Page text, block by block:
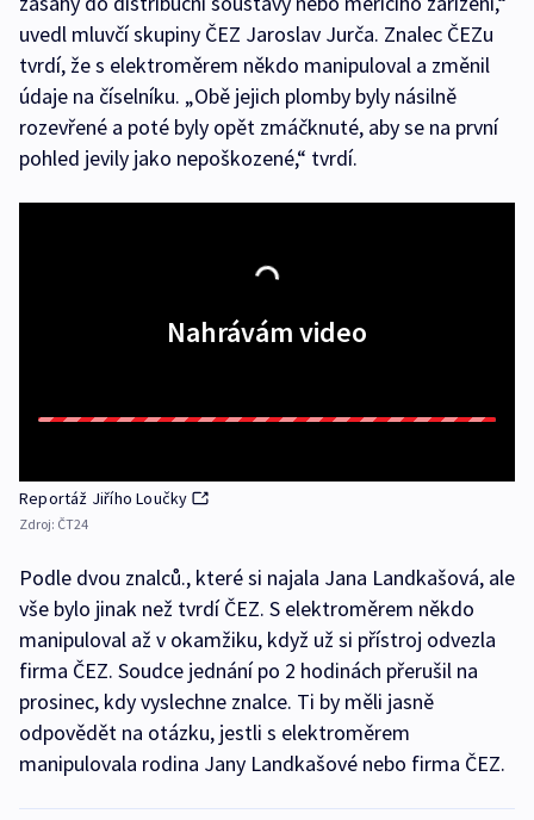
uvedl mluvčí skupiny ČEZ Jaroslav Jurča. Znalec ČEZu
tvrdí, že s elektroměrem někdo manipuloval a změnil
údaje na číselníku. „Obě jejich plomby byly násilně
rozevřené a poté byly opět zmáčknuté, aby se na první
pohled jevily jako nepoškozené,“ tvrdí.
Nahrávám video
Reportáž Jiřího Loučky
Zdroj: ČT24
Podle dvou znalců., které si najala Jana Landkašová, ale
vše bylo jinak než tvrdí ČEZ. S elektroměrem někdo
manipuloval až v okamžiku, když už si přístroj odvezla
firma ČEZ. Soudce jednání po 2 hodinách přerušil na
prosinec, kdy vyslechne znalce. Ti by měli jasně
odpovědět na otázku, jestli s elektroměrem
manipulovala rodina Jany Landkašové nebo firma ČEZ.